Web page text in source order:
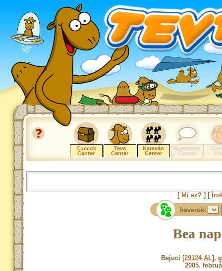
Cuccok
Center
Teve
Center
Karaván
Center
Kapcsolat
Center
[ Mi ez? ] [
haverok:
Bea
Bejuci [29124 AL],
2005.